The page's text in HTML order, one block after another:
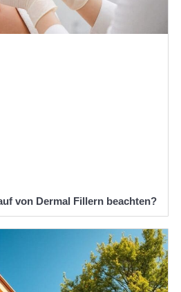
von Dermal Fillern beachten?